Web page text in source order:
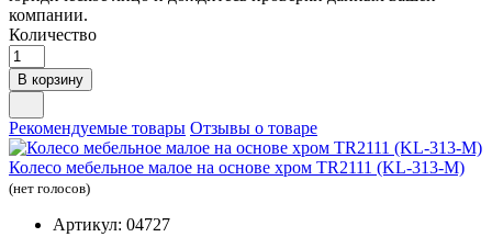
компании.
Количество
В корзину
Рекомендуемые товары Отзывы о товаре
Колесо мебельное малое на основе хром TR2111 (KL-313-M)
(нет голосов)
Артикул: 04727